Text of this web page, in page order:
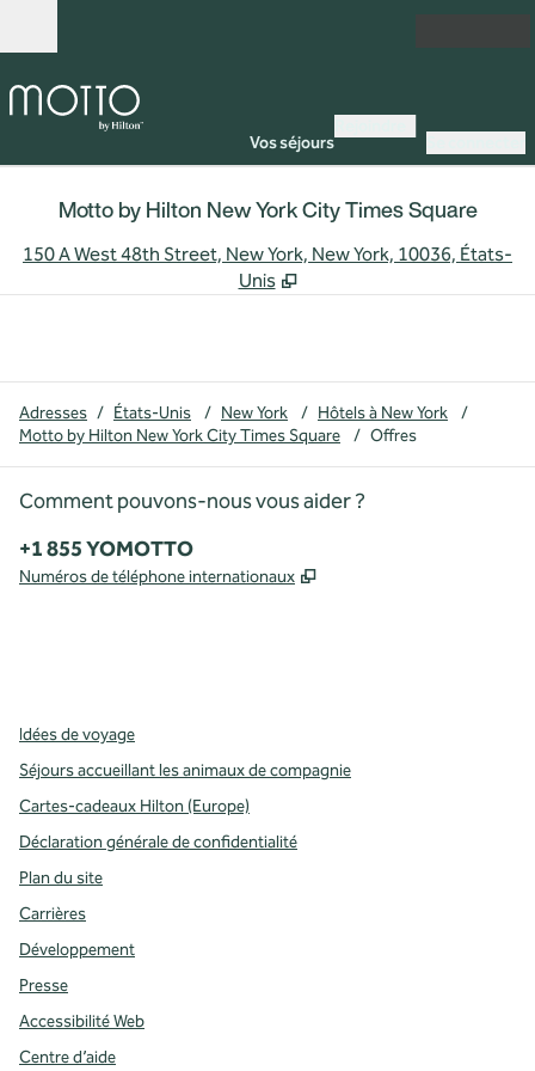
Ouverture
Vos séjours
Motto by Hilton New York City Times Square
150 A West 48th Street, New York, New York, 10036, États-
Unis
Adresses / États-Unis / New York / Hôtels à New York
/
Motto by Hilton New York City Times Square
/ Offres
Comment pouvons-nous vous aider ?
Téléphone :
+1 855 YOMOTTO
Numéros de téléphone internationaux ,
Idées de voyage
Séjours accueillant les animaux de compagnie
Cartes-cadeaux Hilton (Europe)
Déclaration générale de confidentialité
Plan du site
Carrières
Développement
Presse
Accessibilité Web
Centre d’aide